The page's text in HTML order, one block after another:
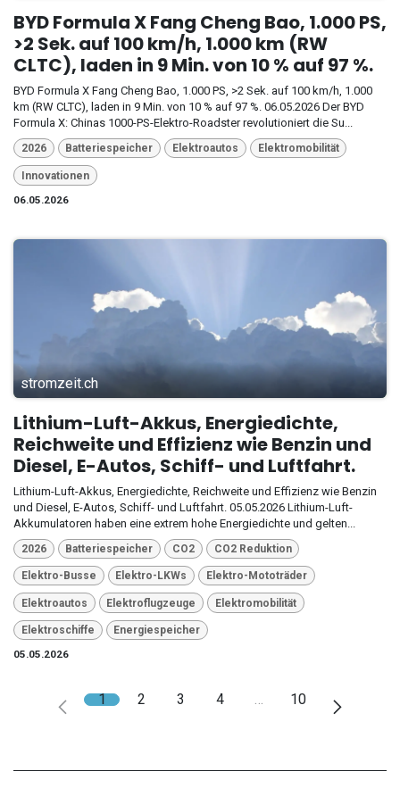
BYD Formula X Fang Cheng Bao, 1.000 PS,
>2 Sek. auf 100 km/h, 1.000 km (RW
CLTC), laden in 9 Min. von 10 % auf 97 %.
BYD Formula X Fang Cheng Bao, 1.000 PS, >2 Sek. auf 100 km/h, 1.000
km (RW CLTC), laden in 9 Min. von 10 % auf 97 %. 06.05.2026 Der BYD
Formula X: Chinas 1000-PS-Elektro-Roadster revolutioniert die Su...
2026 Batteriespeicher Elektroautos Elektromobilität
Innovationen
06.05.2026
stromzeit.ch
Lithium-Luft-Akkus, Energiedichte,
Reichweite und Effizienz wie Benzin und
Diesel, E-Autos, Schiff- und Luftfahrt.
Lithium-Luft-Akkus, Energiedichte, Reichweite und Effizienz wie Benzin
und Diesel, E-Autos, Schiff- und Luftfahrt. 05.05.2026 Lithium-Luft-
Akkumulatoren haben eine extrem hohe Energiedichte und gelten...
2026 Batteriespeicher CO2 CO2 Reduktion
Elektro-Busse Elektro-LKWs Elektro-Mototräder
Elektroautos Elektroflugzeuge Elektromobilität
Elektroschiffe
Energiespeicher
05.05.2026
1 2 3 4 … 10